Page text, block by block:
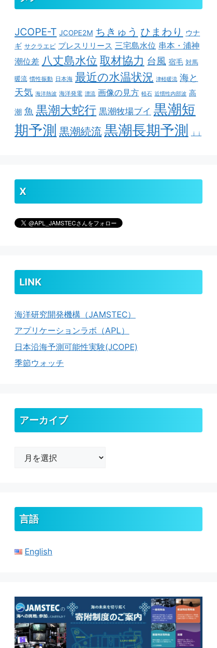
JCOPE-T JCOPE2M ちきゅう ひまわり
ウナ
ギ サクラエビ プレスリリース 三宅島水位 串本・浦神
潮位差 八丈島水位 取材協力 台風 宿毛 対馬
暖流 慣性振動 日本海 最近の水温状況 津軽暖流 海と
天気 海洋熱波 海洋発電 漂流 画像の見方 軽石 近慣性内部波 高
潮 魚 黒潮大蛇行 黒潮牧場ブイ 黒潮短
期予測 黒潮続流黒潮長期予測 ｊｊ
X
LINK
海洋研究開発機構（JAMSTEC）
アプリケーションラボ（APL）
日本沿海予測可能性実験(JCOPE)
季節ウォッチ
アーカイブ
言語
English